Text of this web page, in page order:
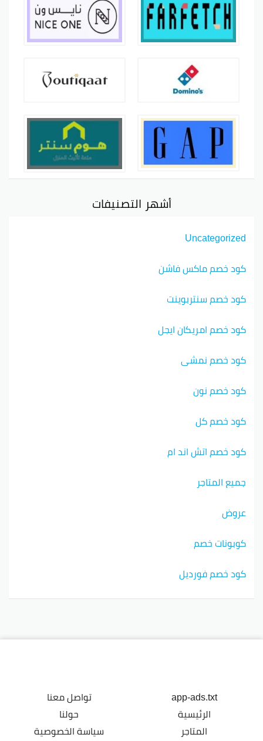
أشهر التصنيفات
Uncategorized
كود خصم ماكس فاشن
كود خصم سنتربوينت
كود خصم امريكان ايجل
كود خصم نمشي
كود خصم نون
كود خصم كل
كود خصم اتش اند ام
جميع المتاجر
عروض
كوبونات خصم
كود خصم فورديل
app-ads.txt
الرئيسية
المتاجر
تواصل معنا
حولنا
سياسة الخصوصية